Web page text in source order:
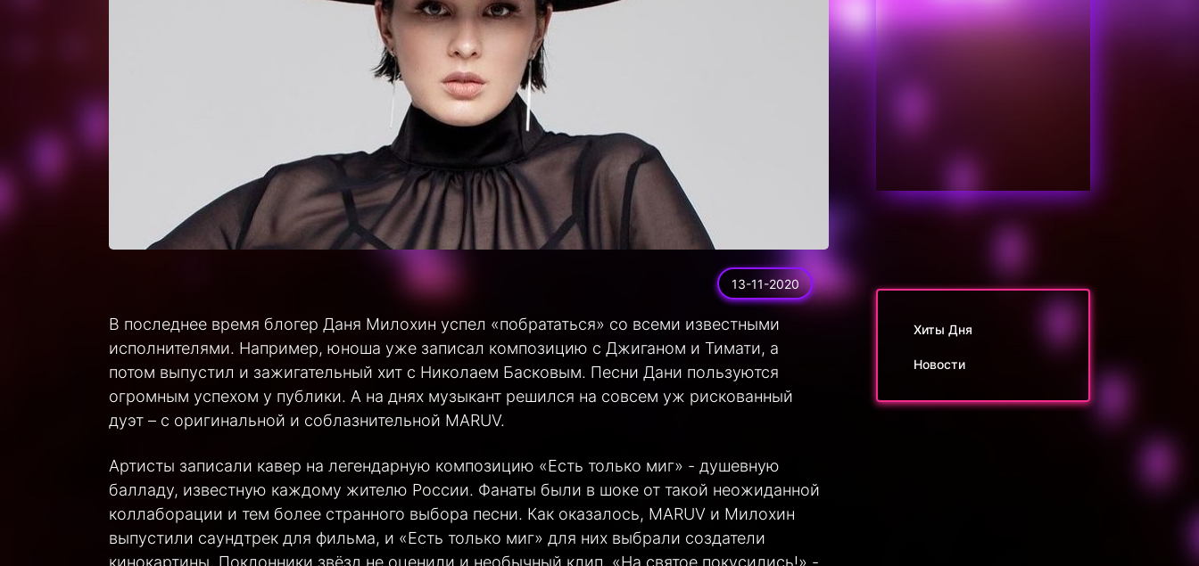
13-11-2020
В последнее время блогер Даня Милохин успел «побрататься» со всеми известными
исполнителями. Например, юноша уже записал композицию с Джиганом и Тимати, а
потом выпустил и зажигательный хит с Николаем Басковым. Песни Дани пользуются
огромным успехом у публики. А на днях музыкант решился на совсем уж рискованный
дуэт – с оригинальной и соблазнительной MARUV.
Артисты записали кавер на легендарную композицию «Есть только миг» - душевную
балладу, известную каждому жителю России. Фанаты были в шоке от такой неожиданной
коллаборации и тем более странного выбора песни. Как оказалось, MARUV и Милохин
выпустили саундтрек для фильма, и «Есть только миг» для них выбрали создатели
кинокартины. Поклонники звёзд не оценили и необычный клип. «На святое покусились!» -
Хиты Дня
Новости